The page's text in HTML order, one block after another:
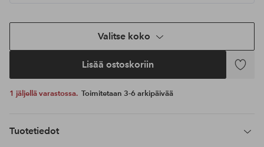
Valitse koko
Lisää ostoskoriin
Lisää
1 jäljellä varastossa. Toimitetaan 3-6 arkipäivää
Tuotetiedot